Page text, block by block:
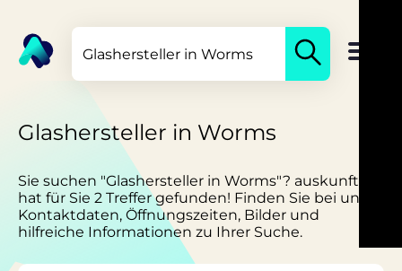
Glashersteller in Worms
Sie suchen "Glashersteller in Worms"? auskunft.de
hat für Sie 2 Treffer gefunden! Finden Sie bei uns
Kontaktdaten, Öffnungszeiten, Bilder und
hilfreiche Informationen zu Ihrer Suche.